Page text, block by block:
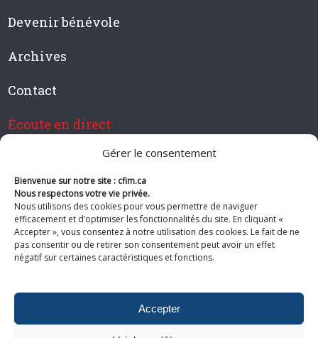
Gérer le consentement
Bienvenue sur notre site : cfim.ca
Nous respectons votre vie privée.
Nous utilisons des cookies pour vous permettre de naviguer
efficacement et d’optimiser les fonctionnalités du site. En cliquant «
Accepter », vous consentez à notre utilisation des cookies. Le fait de ne
pas consentir ou de retirer son consentement peut avoir un effet
négatif sur certaines caractéristiques et fonctions.
Accepter
Devenir bénévole
Archives
Contact
Écoute en direct
Devenir membre de CFIM
Suivez-nous